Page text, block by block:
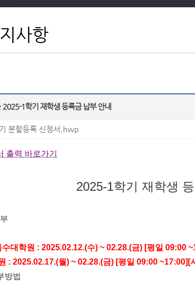
사항
1학기 재학생 등록금 납부 안내
분할등록 신청서.hwp
출력 바로가기
2025-1학기 재학생
대학원 : 2025.02.12.(수) ~ 02.28.(금) [평일 09:00
: 2025.02.17.(월) ~ 02.28.(금) [평일 09:00 ~17:00] [
방법